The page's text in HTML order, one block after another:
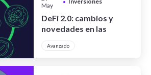
May
•
DeFi 2.0: cambios y
novedades en las
descentralizadas
Avanzado